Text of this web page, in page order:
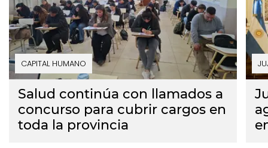
CAPITAL HUMANO
Salud continúa con llamados a
concurso para cubrir cargos en
toda la provincia